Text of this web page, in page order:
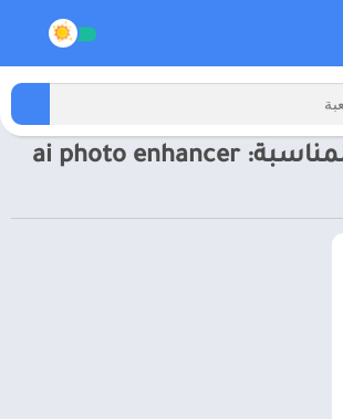
ضع الكلمة المناسبة: ai photo enhancer